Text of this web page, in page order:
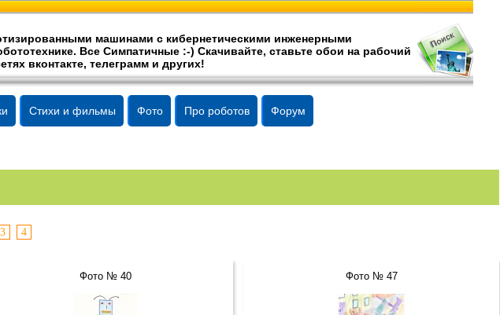
машинами c кибернетическими инженерными
Все Симпатичные :-) Скачивайте, ставьте обои на рабочий
вконтакте, телеграмм и других!
Стихи и фильмы Фото Про роботов Форум
3 4
Фото № 40 Фото № 47